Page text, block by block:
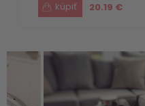
20.19 €